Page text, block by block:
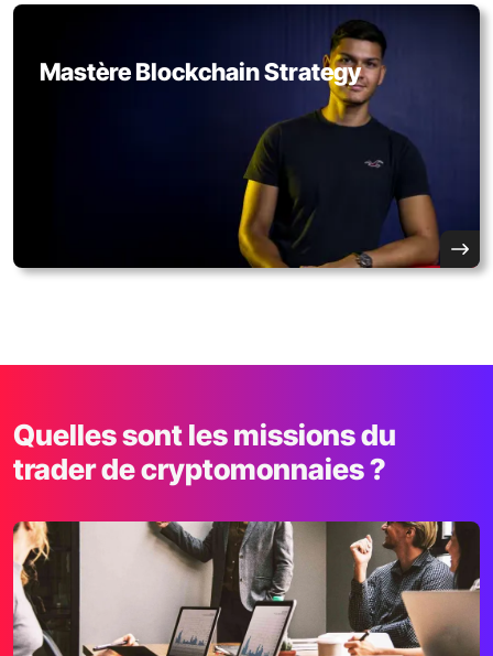
Mastère Blockchain Strategy
Quelles sont les missions du
trader de cryptomonnaies ?